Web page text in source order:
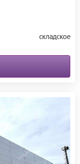
складское